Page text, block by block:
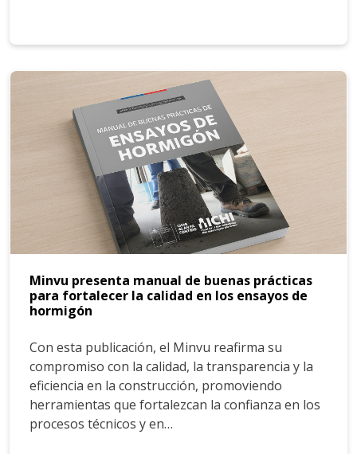
Minvu presenta manual de buenas prácticas
para fortalecer la calidad en los ensayos de
hormigón
Con esta publicación, el Minvu reafirma su
compromiso con la calidad, la transparencia y la
eficiencia en la construcción, promoviendo
herramientas que fortalezcan la confianza en los
procesos técnicos y en…